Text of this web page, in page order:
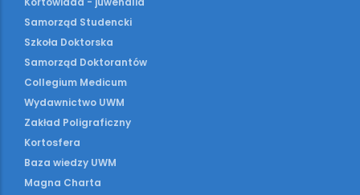
Samorząd Studencki
Szkoła Doktorska
Samorząd Doktorantów
Collegium Medicum
Wydawnictwo UWM
Zakład Poligraficzny
Kortosfera
Baza wiedzy UWM
Magna Charta